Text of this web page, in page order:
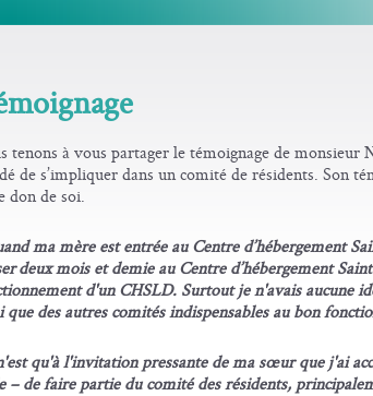
tenons à vous partager le témoignage de monsieur
de s’impliquer dans un comité de résidents. Son
don de soi.
ma mère est entrée au Centre d’hébergement
deux mois et demie au Centre d’hébergement
d'un CHSLD. Surtout je n'avais aucune
que des autres comités indispensables au bon
qu'à l'invitation pressante de ma sœur que j'ai
– de faire partie du comité des résidents,